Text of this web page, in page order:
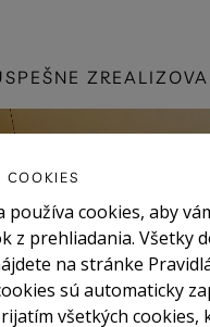
COOKIES
používa cookies, aby
z prehliadania. Všetky
na stránke
sú automaticky
všetkých cookies,